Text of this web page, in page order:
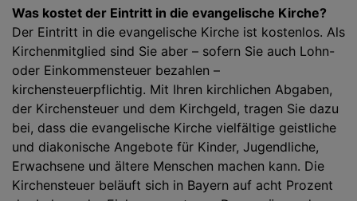
Was kostet der Eintritt in die evangelische Kirche?
Der Eintritt in die evangelische Kirche ist kostenlos. Als
Kirchenmitglied sind Sie aber – sofern Sie auch Lohn-
oder Einkommensteuer bezahlen –
kirchensteuerpflichtig. Mit Ihren kirchlichen Abgaben,
der Kirchensteuer und dem Kirchgeld, tragen Sie dazu
bei, dass die evangelische Kirche vielfältige geistliche
und diakonische Angebote für Kinder, Jugendliche,
Erwachsene und ältere Menschen machen kann. Die
Kirchensteuer beläuft sich in Bayern auf acht Prozent